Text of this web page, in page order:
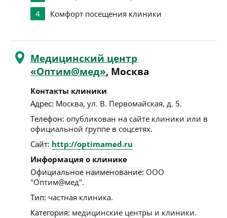
4
Комфорт посещения клиники
Медицинский центр
«Оптим@мед», Москва
Контакты клиники
Адрес: Москва, ул. В. Первомайская, д. 5.
Телефон: опубликован на сайте клиники или в
официальной группе в соцсетях.
Сайт: http://optimamed.ru
Информация о клинике
Официальное наименование: ООО
"Оптим@мед".
Тип: частная клиника.
Категория: медицинские центры и клиники.